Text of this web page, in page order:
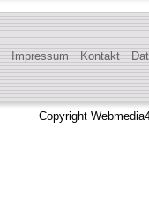
Impressum Kontakt
Copyright